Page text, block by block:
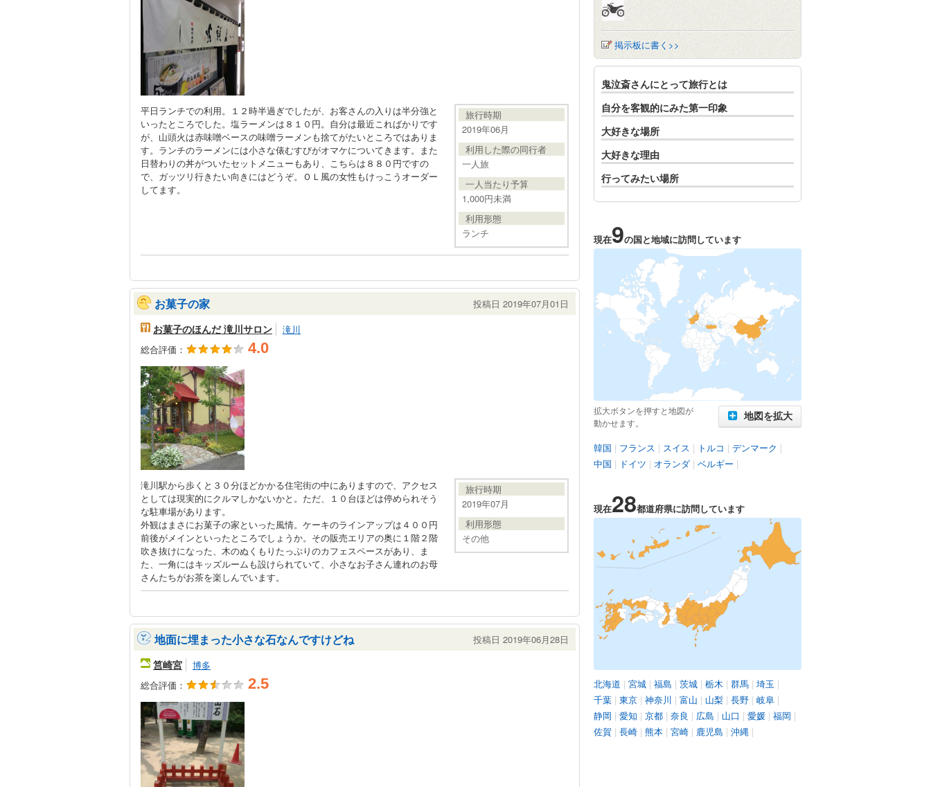
平日ランチでの利用。１２時半過ぎでしたが、お客さんの入りは半分強と
いったところでした。塩ラーメンは８１０円。自分は最近こればかりです
が、山頭火は赤味噌ベースの味噌ラーメンも捨てがたいところではありま
す。ランチのラーメンには小さな俵むすびがオマケについてきます。また
日替わりの丼がついたセットメニューもあり、こちらは８８０円ですの
で、ガッツリ行きたい向きにはどうぞ。ＯＬ風の女性もけっこうオーダー
してます。
旅行時期
2019年06月
利用した際の同行者
一人旅
一人当たり予算
1,000円未満
利用形態
ランチ
お菓子の家 投稿日 2019年07月01日
お菓子のほんだ 滝川サロン
滝川
総合評価：
4.0
滝川駅から歩くと３０分ほどかかる住宅街の中にありますので、アクセス
としては現実的にクルマしかないかと。ただ、１０台ほどは停められそう
な駐車場があります。
外観はまさにお菓子の家といった風情。ケーキのラインアップは４００円
前後がメインといったところでしょうか。その販売エリアの奥に１階２階
吹き抜けになった、木のぬくもりたっぷりのカフェスペースがあり、ま
た、一角にはキッズルームも設けられていて、小さなお子さん連れのお母
さんたちがお茶を楽しんでいます。
旅行時期
2019年07月
利用形態
その他
地面に埋まった小さな石なんですけどね 投稿日 2019年06月28日
筥崎宮
博多
総合評価：
2.5
掲示板に書く>>
鬼泣斎さんにとって旅行とは
自分を客観的にみた第一印象
大好きな場所
大好きな理由
行ってみたい場所
現在9の国と地域に訪問しています
拡大ボタンを押すと地図が
動かせます。
地図を拡大
韓国 | フランス | スイス | トルコ | デンマーク |
中国 | ドイツ | オランダ | ベルギー |
現在28都道府県に訪問しています
北海道 | 宮城 | 福島 | 茨城 | 栃木 | 群馬 | 埼玉 |
千葉 | 東京 | 神奈川 | 富山 | 山梨 | 長野 | 岐阜 |
静岡 | 愛知 | 京都 | 奈良 | 広島 | 山口 | 愛媛 | 福岡 |
佐賀 | 長崎 | 熊本 | 宮崎 | 鹿児島 | 沖縄 |